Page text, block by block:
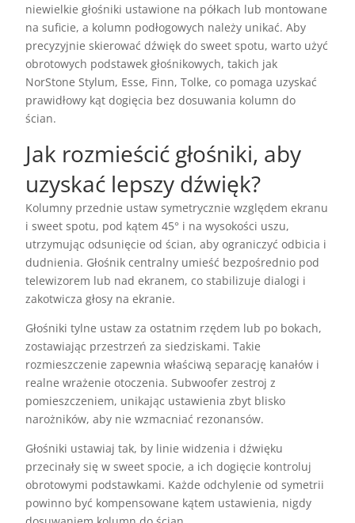
niewielkie głośniki ustawione na półkach lub montowane
na suficie, a kolumn podłogowych należy unikać. Aby
precyzyjnie skierować dźwięk do sweet spotu, warto użyć
obrotowych podstawek głośnikowych, takich jak
NorStone Stylum, Esse, Finn, Tolke, co pomaga uzyskać
prawidłowy kąt dogięcia bez dosuwania kolumn do
ścian.
Jak rozmieścić głośniki, aby
uzyskać lepszy dźwięk?
Kolumny przednie ustaw symetrycznie względem ekranu
i sweet spotu, pod kątem 45° i na wysokości uszu,
utrzymując odsunięcie od ścian, aby ograniczyć odbicia i
dudnienia. Głośnik centralny umieść bezpośrednio pod
telewizorem lub nad ekranem, co stabilizuje dialogi i
zakotwicza głosy na ekranie.
Głośniki tylne ustaw za ostatnim rzędem lub po bokach,
zostawiając przestrzeń za siedziskami. Takie
rozmieszczenie zapewnia właściwą separację kanałów i
realne wrażenie otoczenia. Subwoofer zestroj z
pomieszczeniem, unikając ustawienia zbyt blisko
narożników, aby nie wzmacniać rezonansów.
Głośniki ustawiaj tak, by linie widzenia i dźwięku
przecinały się w sweet spocie, a ich dogięcie kontroluj
obrotowymi podstawkami. Każde odchylenie od symetrii
powinno być kompensowane kątem ustawienia, nigdy